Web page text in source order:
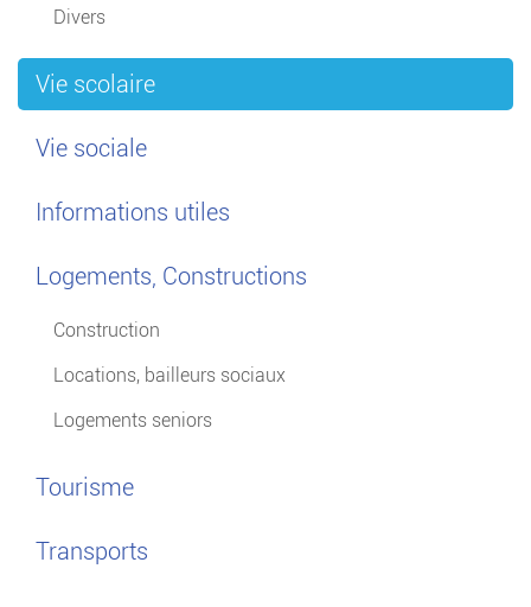
Divers
Vie scolaire
Vie sociale
Informations utiles
Logements, Constructions
Construction
Locations, bailleurs sociaux
Logements seniors
Tourisme
Transports